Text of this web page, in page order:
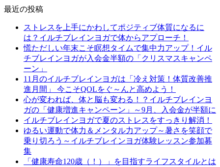
最近の投稿
ストレスを上手にかわしてポジティブ体質になるに
は？イルチブレインヨガで体からアプローチ！
慌ただしい年末こそ瞑想タイムで集中力アップ！イル
チブレインヨガが入会金半額の「クリスマスキャンペ
ーン」
11月のイルチブレインヨガは「冷え対策！体質改善推
進月間」 今こそQOLをぐ～んと高めよう！
心が変われば、体と脳も変わる！？イルチブレインヨ
ガの「健康増進キャンペーン」～9月、入会金が半額に
イルチブレインヨガで夏のストレスをすっきり解消！
ゆるい運動で体力＆メンタル力アップ～暑さを笑顔で
乗り切ろう～イルチブレインヨガ体験レッスン参加募
集
「健康寿命120歳（！）」を目指すライフスタイルとは